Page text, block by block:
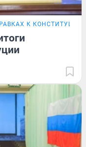
К КОНСТИТУЦИИ